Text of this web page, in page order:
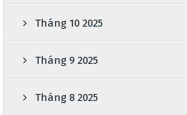
Tháng 10 2025
Tháng 9 2025
Tháng 8 2025